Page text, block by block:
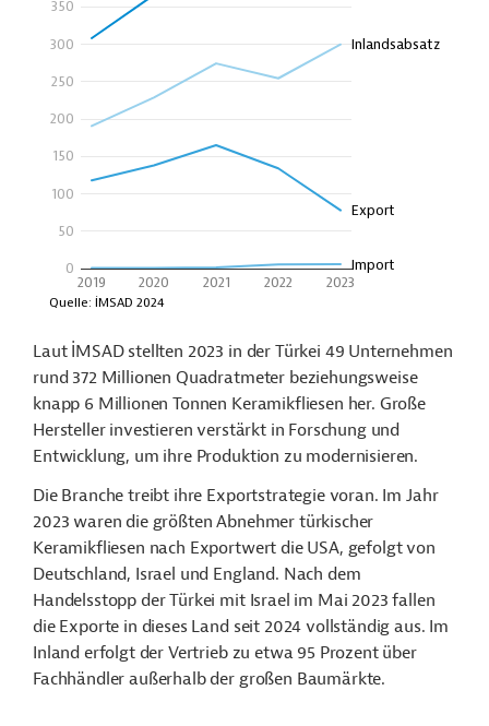
Laut İMSAD stellten 2023 in der Türkei 49 Unternehmen
rund 372 Millionen Quadratmeter beziehungsweise
knapp 6 Millionen Tonnen Keramikfliesen her. Große
Hersteller investieren verstärkt in Forschung und
Entwicklung, um ihre Produktion zu modernisieren.
Die Branche treibt ihre Exportstrategie voran. Im Jahr
2023 waren die größten Abnehmer türkischer
Keramikfliesen nach Exportwert die USA, gefolgt von
Deutschland, Israel und England. Nach dem
Handelsstopp der Türkei mit Israel im Mai 2023 fallen
die Exporte in dieses Land seit 2024 vollständig aus. Im
Inland erfolgt der Vertrieb zu etwa 95 Prozent über
Fachhändler außerhalb der großen Baumärkte.